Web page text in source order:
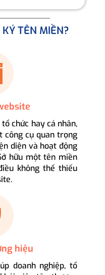
TÊN MIỀN?
chức hay cá nhân,
cụ quan trọng
diện và hoạt động
hữu một tên miền
không thể thiếu
hiệu
doanh nghiệp, tổ